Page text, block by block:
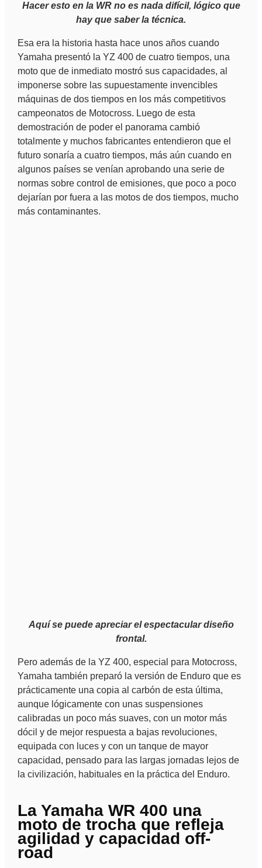
Hacer esto en la WR no es nada difícil, lógico que
hay que saber la técnica.
Esa era la historia hasta hace unos años cuando
Yamaha presentó la YZ 400 de cuatro tiempos, una
moto que de inmediato mostró sus capacidades, al
imponerse sobre las supuestamente invencibles
máquinas de dos tiempos en los más competitivos
campeonatos de Motocross. Luego de esta
demostración de poder el panorama cambió
totalmente y muchos fabricantes entendieron que el
futuro sonaría a cuatro tiempos, más aún cuando en
algunos países se venían aprobando una serie de
normas sobre control de emisiones, que poco a poco
dejarían por fuera a las motos de dos tiempos, mucho
más contaminantes.
Aquí se puede apreciar el espectacular diseño
frontal.
Pero además de la YZ 400, especial para Motocross,
Yamaha también preparó la versión de Enduro que es
prácticamente una copia al carbón de esta última,
aunque lógicamente con unas suspensiones
calibradas un poco más suaves, con un motor más
dócil y de mejor respuesta a bajas revoluciones,
equipada con luces y con un tanque de mayor
capacidad, pensado para las largas jornadas lejos de
la civilización, habituales en la práctica del Enduro.
La Yamaha WR 400 una
moto de trocha que refleja
agilidad y capacidad off-
road